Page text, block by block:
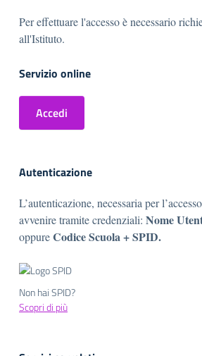
Per effettuare l'accesso è necessario
all'Istituto.
Servizio online
Accedi
Autenticazione
L’autenticazione, necessaria per
avvenire tramite credenziali: Nome
oppureCodice Scuola + SPID.
Non hai SPID?
Scopri di più